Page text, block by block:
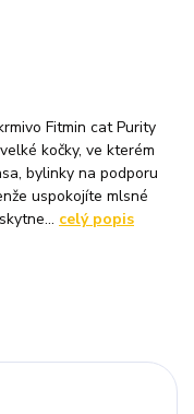
Fitmin cat Purity
kočky, ve kterém
bylinky na podporu
uspokojíte mlsné
celý popis